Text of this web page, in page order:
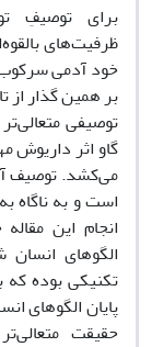
برای توصیفِ
ظرفیت‌های
خود آدمی سرکوب
بر همین گذار از
توصیفی
گاو اثر داریوش
می‌کشد. توصیف
است و به ناگاه
انجام این
الگوهای
تکنیکی بوده
پایان الگوهای
حقیقت